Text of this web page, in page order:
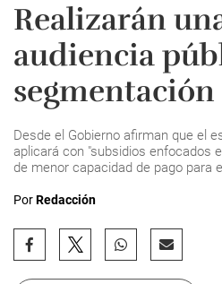
Realizarán
audiencia
Desde el Gobierno afirman que el
aplicará con "subsidios enfocados
de menor capacidad de pago para
PorRedacción